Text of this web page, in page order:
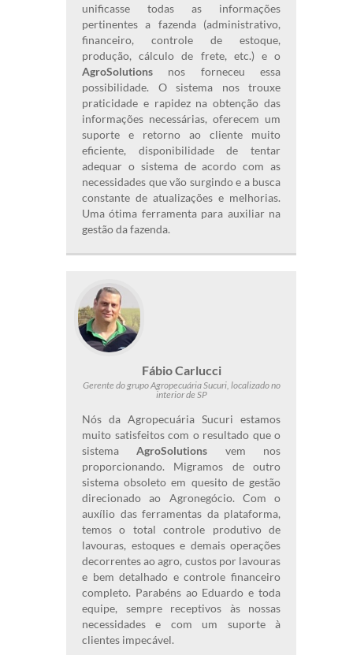
unificasse todas as informações
pertinentes a fazenda (administrativo,
financeiro, controle de estoque,
produção, cálculo de frete, etc.) e o
AgroSolutions nos forneceu essa
possibilidade. O sistema nos trouxe
praticidade e rapidez na obtenção das
informações necessárias, oferecem um
suporte e retorno ao cliente muito
eficiente, disponibilidade de tentar
adequar o sistema de acordo com as
necessidades que vão surgindo e a busca
constante de atualizações e melhorias.
Uma ótima ferramenta para auxiliar na
gestão da fazenda.
Fábio Carlucci
Gerente do grupo Agropecuária Sucuri, localizado no
interior de SP
Nós da Agropecuária Sucuri estamos
muito satisfeitos com o resultado que o
sistemaAgroSolutions vem nos
proporcionando. Migramos de outro
sistema obsoleto em quesito de gestão
direcionado ao Agronegócio. Com o
auxílio das ferramentas da plataforma,
temos o total controle produtivo de
lavouras, estoques e demais operações
decorrentes ao agro, custos por lavouras
e bem detalhado e controle financeiro
completo. Parabéns ao Eduardo e toda
equipe, sempre receptivos às nossas
necessidades e com um suporte à
clientes impecável.